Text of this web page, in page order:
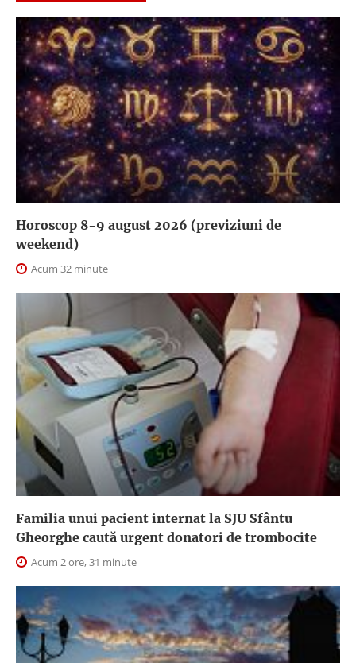
Horoscop 8-9 august 2026 (previziuni de
weekend)
Acum 32 minute
Familia unui pacient internat la SJU Sfântu
Gheorghe caută urgent donatori de trombocite
Acum 2 ore, 31 minute